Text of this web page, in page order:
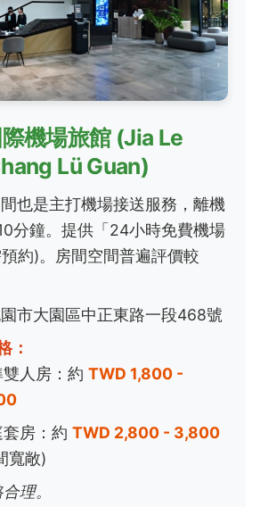
機場旅館 (Jia Le
Lü Guan)
也是主打機場接送服務，離機
分鐘。提供「24小時免費機場
約)。房間空間普遍評價較
市大園區中正東路一段468號
：
人房：約 TWD 1,800 -
套房：約 TWD 2,800 - 3,800
寬敞)
理。